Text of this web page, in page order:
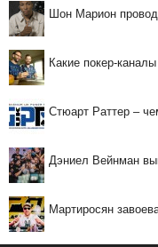
Шон Марион
Какие покер-
Стюарт Раттер –
Дэниел Вейнман
Мартиросян